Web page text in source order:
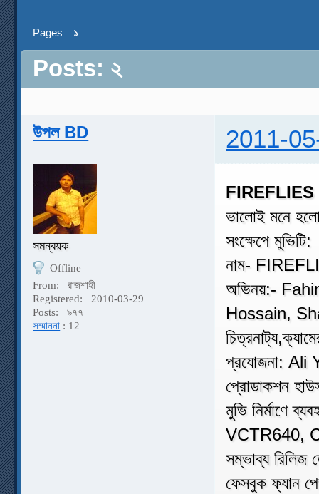
Pages ১
Posts: ২
উপল BD 2011-
সমন্বয়ক
Offline
From:
রাজশাহী
Registered:
2010-03-29
Posts:
৯৭৭
সম্মাননা : 12
FIREFLIES
ভালোই মনে
সংক্ষেপে মুভিটি:
নাম-
অভিনয়:-
Hossain,
প্রযোজনা:
প্রোডাকশন
মুভি নির্মাণে
VCTR640,
সম্ভাব্য
ফেসবুক ফ্যান